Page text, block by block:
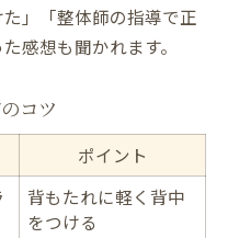
」「整体師の指導で正
感想も聞かれます。
コツ
ポイント
背もたれに軽く背中
をつける